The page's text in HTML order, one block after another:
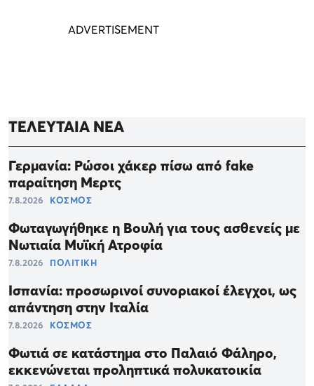
ΤΕΛΕΥΤΑΙΑ ΝΕΑ
Γερμανία: Ρώσοι χάκερ πίσω από fake
παραίτηση Μερτς
7.8.2026 ΚΟΣΜΟΣ
Φωταγωγήθηκε η Βουλή για τους ασθενείς με
Νωτιαία Μυϊκή Ατροφία
7.8.2026 ΠΟΛΙΤΙΚΗ
Ισπανία: προσωρινοί συνοριακοί έλεγχοι, ως
απάντηση στην Ιταλία
7.8.2026 ΚΟΣΜΟΣ
Φωτιά σε κατάστημα στο Παλαιό Φάληρο,
εκκενώνεται προληπτικά πολυκατοικία